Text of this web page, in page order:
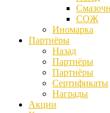
СОЖ
Иномарка
Партнёры
Назад
Партнёры
Партнёры
Сертификаты
Награды
Акции